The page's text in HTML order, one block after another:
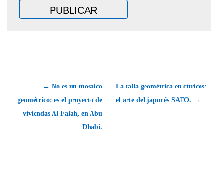
← No es un mosaico
geométrico: es el proyecto de
viviendas Al Falah, en Abu
Dhabi.
La talla geométrica en cítricos:
el arte del japonés SATO. →